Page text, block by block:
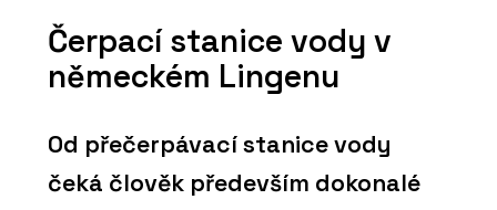
Čerpací stanice vody v
německém Lingenu
Od přečerpávací stanice vody
čeká člověk především dokonalé